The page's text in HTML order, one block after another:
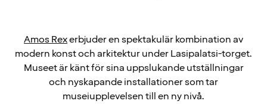
Amos Rexerbjuder en spektakulär kombination av
modern konst och arkitektur under Lasipalatsi-torget.
Museet är känt för sina uppslukande utställningar
och nyskapande installationer som tar
museiupplevelsen till en ny nivå.